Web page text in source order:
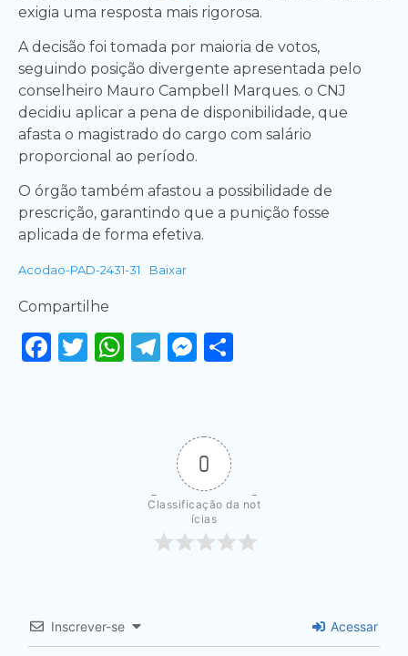
exigia uma resposta mais rigorosa.
A decisão foi tomada por maioria de votos,
seguindo posição divergente apresentada pelo
conselheiro Mauro Campbell Marques. o CNJ
decidiu aplicar a pena de disponibilidade, que
afasta o magistrado do cargo com salário
proporcional ao período.
O órgão também afastou a possibilidade de
prescrição, garantindo que a punição fosse
aplicada de forma efetiva.
Acodao-PAD-2431-31 Baixar
Compartilhe
Facebook
Twitter
WhatsApp
Telegram
Messenger
0
Classificação da not
ícias
Inscrever-se Acessar